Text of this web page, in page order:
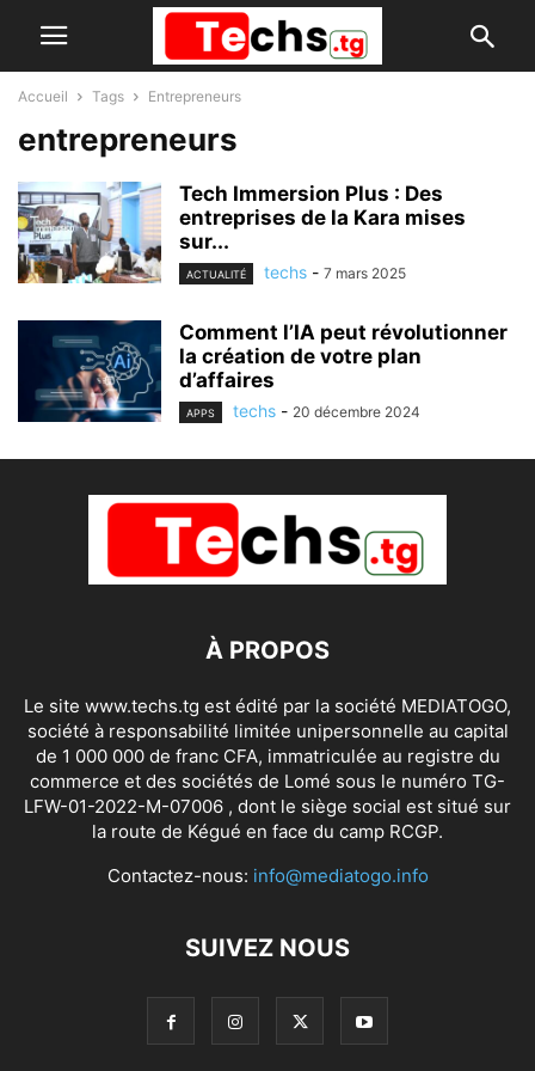
Accueil Tags Entrepreneurs
entrepreneurs
Tech Immersion Plus : Des
entreprises de la Kara mises
sur...
ACTUALITÉ techs - 7 mars 2025
Comment l’IA peut révolutionner
la création de votre plan
d’affaires
APPS techs - 20 décembre 2024
À PROPOS
Le site www.techs.tg est édité par la société MEDIATOGO,
société à responsabilité limitée unipersonnelle au capital
de 1 000 000 de franc CFA, immatriculée au registre du
commerce et des sociétés de Lomé sous le numéro TG-
LFW-01-2022-M-07006 , dont le siège social est situé sur
la route de Kégué en face du camp RCGP.
Contactez-nous: info@mediatogo.info
SUIVEZ NOUS